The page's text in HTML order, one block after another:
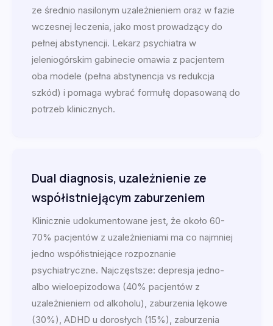
ze średnio nasilonym uzależnieniem oraz w fazie
wczesnej leczenia, jako most prowadzący do
pełnej abstynencji. Lekarz psychiatra w
jeleniogórskim gabinecie omawia z pacjentem
oba modele (pełna abstynencja vs redukcja
szkód) i pomaga wybrać formułę dopasowaną do
potrzeb klinicznych.
Dual diagnosis, uzależnienie ze
współistniejącym zaburzeniem
Klinicznie udokumentowane jest, że około 60-
70% pacjentów z uzależnieniami ma co najmniej
jedno współistniejące rozpoznanie
psychiatryczne. Najczęstsze: depresja jedno-
albo wieloepizodowa (40% pacjentów z
uzależnieniem od alkoholu), zaburzenia lękowe
(30%), ADHD u dorosłych (15%), zaburzenia